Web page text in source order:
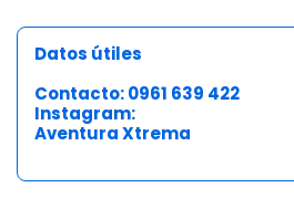
Datos útiles
Contacto: 0961 639 422
Instagram:
Aventura Xtrema